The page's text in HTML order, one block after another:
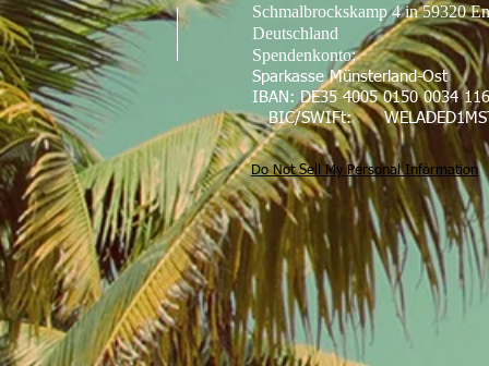
Schmalbrockskamp 4 in 59320
Deutschland
Spendenkonto:
Sparkasse Münsterland-Ost
IBAN: DE35 4005 0150
BIC/SWIFt:
Do Not Sell My Personal Information